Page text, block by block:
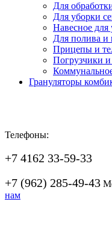
Для
Для уборки
Навесное для
Для полива и
Прицепы и
Погрузчики и
Грануляторы
Телефоны:
+7 4162 33-59-33
+7 (962) 285-49-43
нам